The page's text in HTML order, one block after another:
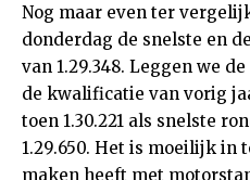
Nog maar even ter
donderdag de snelste en
van 1.29.348. Leggen we
de kwalificatie van vorig
toen 1.30.221 als snelste
1.29.650. Het is moeilijk in
maken heeft met